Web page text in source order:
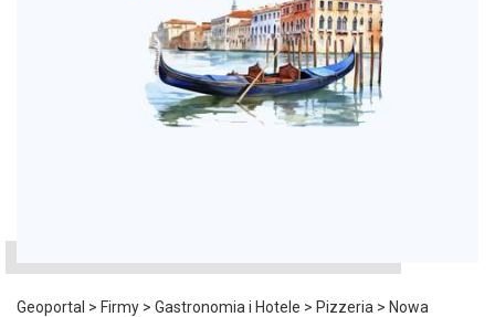
Geoportal > Firmy > Gastronomia i Hotele > Pizzeria > Nowa